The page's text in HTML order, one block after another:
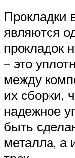
Прокладки
являются
прокладок
– это
между
их сборки,
надежное
быть
металла, а